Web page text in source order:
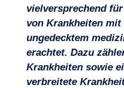
Branchen
vielversprechend
von Krankheiten mit
ungedecktem
erachtet. Dazu
Krankheiten sowie
verbreitete